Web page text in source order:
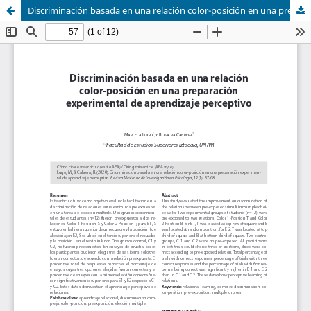
Discriminación basada en una relación color-posición en una preparación experimental de aprendizaje perceptivo